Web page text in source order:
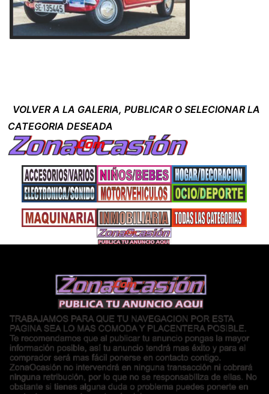
VOLVER A LA GALERIA, PUBLICAR O SELECIONAR LA
CATEGORIA DESEADA